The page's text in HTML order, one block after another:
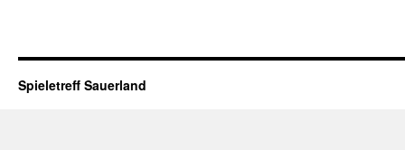
Spieletreff Sauerland